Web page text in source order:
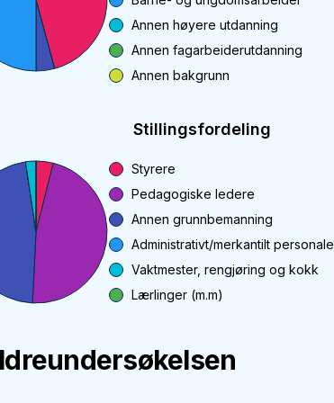
Annen høyere utdanning
Annen fagarbeiderutdanning
Annen bakgrunn
Stillingsfordeling
Styrere
Pedagogiske ledere
Annen grunnbemanning
Administrativt/merkantilt personale
Vaktmester, rengjøring og kokk
Lærlinger (m.m)